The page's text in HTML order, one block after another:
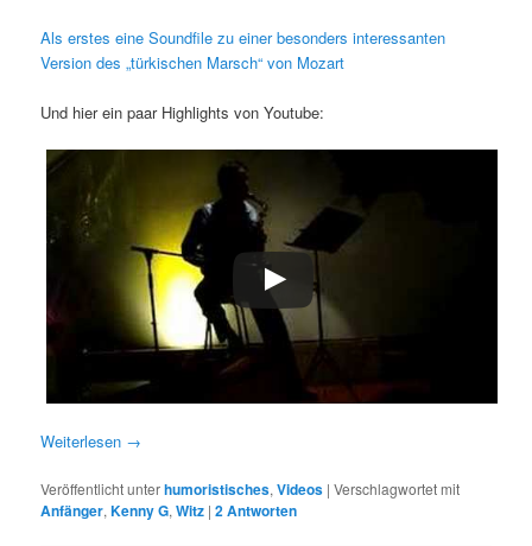
Als erstes eine Soundfile zu einer besonders interessanten
Version des „türkischen Marsch“ von Mozart
Und hier ein paar Highlights von Youtube:
Weiterlesen →
Veröffentlicht unterhumoristisches,Videos |Verschlagwortet mit
Anfänger,Kenny G,Witz |2Antworten